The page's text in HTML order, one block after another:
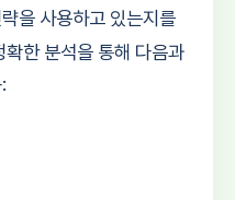
을 사용하고 있는지를
한 분석을 통해 다음과